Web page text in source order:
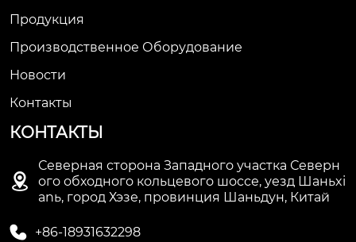
Продукция
Производственное Оборудование
Новости
Контакты
КОНТАКТЫ

Северная сторона Западного участка Северн
ого обходного кольцевого шоссе, уезд Шаньxi
anь, город Хэзе, провинция Шаньдун, Китай
 +86-18931632298